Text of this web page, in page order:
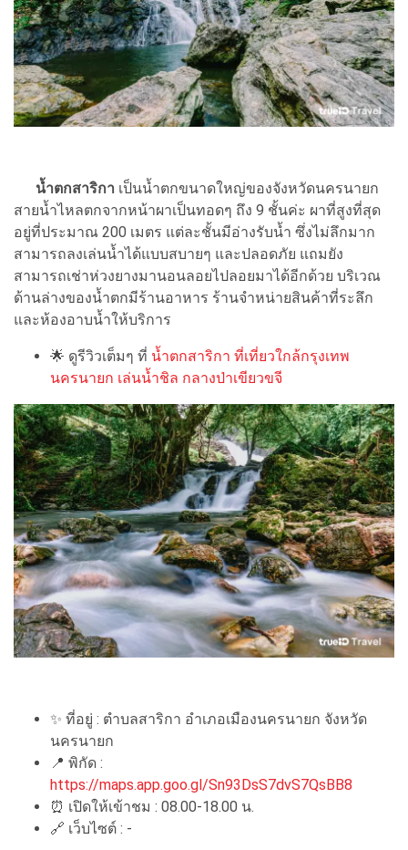
น้ำตกสาริกา เป็นน้ำตกขนาดใหญ่ของจังหวัดนครนายก
สายน้ำไหลตกจากหน้าผาเป็นทอดๆ ถึง 9 ชั้นค่ะ ผาที่สูงที่สุด
อยู่ที่ประมาณ 200 เมตร แต่ละชั้นมีอ่างรับน้ำ ซึ่งไม่ลึกมาก
สามารถลงเล่นน้ำได้แบบสบายๆ และปลอดภัย แถมยัง
สามารถเช่าห่วงยางมานอนลอยไปลอยมาได้อีกด้วย บริเวณ
ด้านล่างของน้ำตกมีร้านอาหาร ร้านจำหน่ายสินค้าที่ระลึก
และห้องอาบน้ำให้บริการ
🌟 ดูรีวิวเต็มๆ ที่ น้ำตกสาริกา ที่เที่ยวใกล้กรุงเทพ
นครนายก เล่นน้ำชิล กลางป่าเขียวขจี
✨ ที่อยู่ : ตำบลสาริกา อำเภอเมืองนครนายก จังหวัด
นครนายก
📍 พิกัด :
https://maps.app.goo.gl/Sn93DsS7dvS7QsBB8
⏰ เปิดให้เข้าชม : 08.00-18.00 น.
🔗 เว็บไซต์ : -